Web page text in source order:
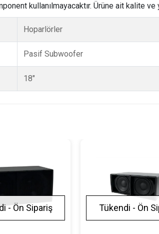
kullanılmayacaktır. Ürüne ait kalite
Hoparlörler
Pasif Subwoofer
18"
- Ön Sipariş Tükendi - Ön